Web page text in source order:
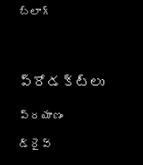
బ్లాగ్
ప్రోడక్ట్؜లు
ప్రయాణం
డ్రైవ్